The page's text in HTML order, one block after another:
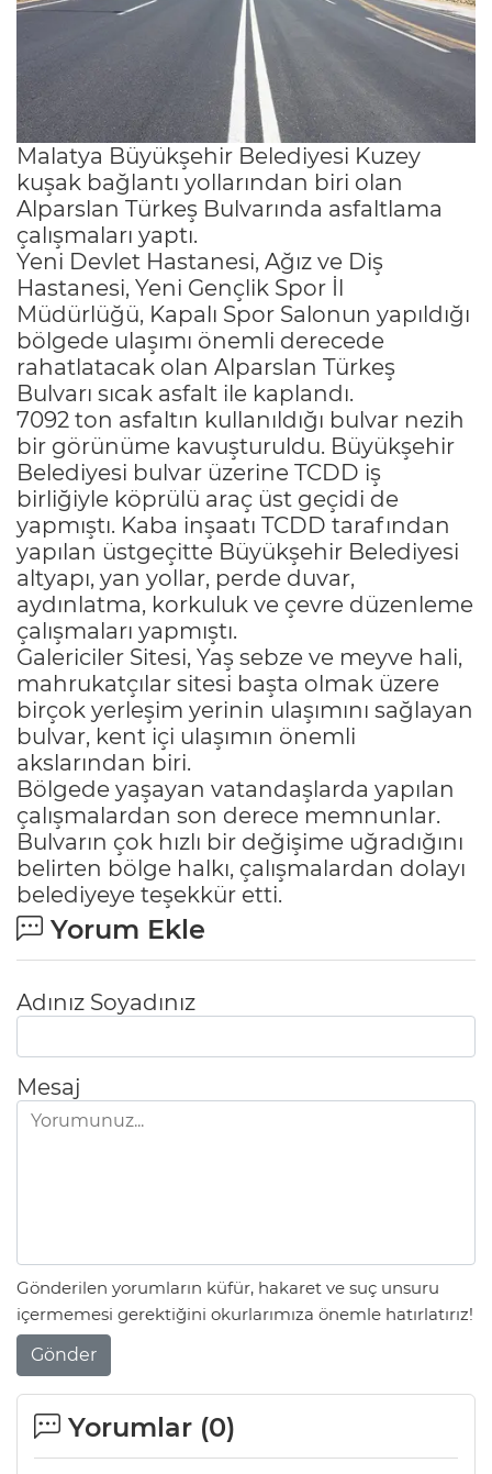
Malatya Büyükşehir Belediyesi Kuzey
kuşak bağlantı yollarından biri olan
Alparslan Türkeş Bulvarında asfaltlama
çalışmaları yaptı.
Yeni Devlet Hastanesi, Ağız ve Diş
Hastanesi, Yeni Gençlik Spor İl
Müdürlüğü, Kapalı Spor Salonun yapıldığı
bölgede ulaşımı önemli derecede
rahatlatacak olan Alparslan Türkeş
Bulvarı sıcak asfalt ile kaplandı.
7092 ton asfaltın kullanıldığı bulvar nezih
bir görünüme kavuşturuldu. Büyükşehir
Belediyesi bulvar üzerine TCDD iş
birliğiyle köprülü araç üst geçidi de
yapmıştı. Kaba inşaatı TCDD tarafından
yapılan üstgeçitte Büyükşehir Belediyesi
altyapı, yan yollar, perde duvar,
aydınlatma, korkuluk ve çevre düzenleme
çalışmaları yapmıştı.
Galericiler Sitesi, Yaş sebze ve meyve hali,
mahrukatçılar sitesi başta olmak üzere
birçok yerleşim yerinin ulaşımını sağlayan
bulvar, kent içi ulaşımın önemli
akslarından biri.
Bölgede yaşayan vatandaşlarda yapılan
çalışmalardan son derece memnunlar.
Bulvarın çok hızlı bir değişime uğradığını
belirten bölge halkı, çalışmalardan dolayı
belediyeye teşekkür etti.
Yorum Ekle
Adınız Soyadınız
Mesaj
Gönderilen yorumların küfür, hakaret ve suç unsuru
içermemesi gerektiğini okurlarımıza önemle hatırlatırız!
Gönder
Yorumlar (0)